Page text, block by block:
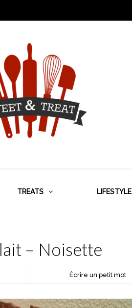
TREATS LIFESTYLE
– Noisette
Écrire un petit mot